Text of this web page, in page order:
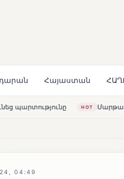
Հայաստան
Մարթա Կոս. «Հայաստանն ու ԵՄ-ն
04:49